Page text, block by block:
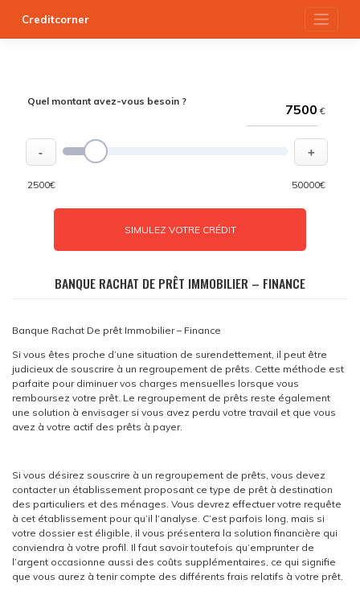
content
Creditcorner
Quel montant avez-vous besoin ?
€
- +
2500€ 50000€
SIMULEZ VOTRE CRÉDIT
BANQUE RACHAT DE PRÊT IMMOBILIER – FINANCE
Banque Rachat De prêt Immobilier – Finance
Si vous êtes proche d’une situation de surendettement, il peut être
judicieux de souscrire à un regroupement de prêts. Cette méthode est
parfaite pour diminuer vos charges mensuelles lorsque vous
remboursez votre prêt. Le regroupement de prêts reste également
une solution à envisager si vous avez perdu votre travail et que vous
avez à votre actif des prêts à payer.
Si vous désirez souscrire à un regroupement de prêts, vous devez
contacter un établissement proposant ce type de prêt à destination
des particuliers et des ménages. Vous devrez effectuer votre requête
à cet établissement pour qu’il l’analyse. C’est parfois long, mais si
votre dossier est éligible, il vous présentera la solution financière qui
conviendra à votre profil. Il faut savoir toutefois qu’emprunter de
l’argent occasionne aussi des coûts supplémentaires, ce qui signifie
que vous aurez à tenir compte des différents frais relatifs à votre prêt.